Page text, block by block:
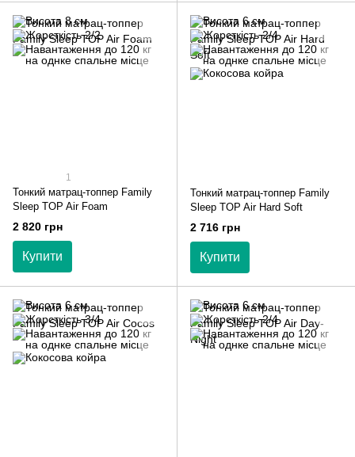
1
Тонкий матрац-топпер Family
Sleep TOP Air Foam
2 820 грн
Купити
Тонкий матрац-топпер Family
Sleep TOP Air Hard Soft
2 716 грн
Купити